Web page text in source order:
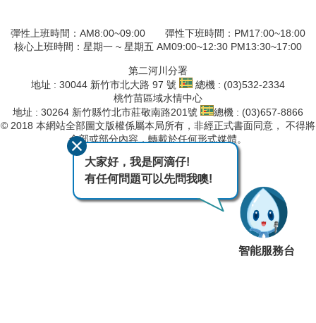
彈性上班時間：AM8:00~09:00 彈性下班時間：PM17:00~18:00
核心上班時間：星期一 ~ 星期五 AM09:00~12:30 PM13:30~17:00
第二河川分署
地址 : 30044 新竹市北大路 97 號
總機 : (03)532-2334
桃竹苗區域水情中心
地址 : 30264 新竹縣竹北市莊敬南路201號
總機 : (03)657-8866
© 2018 本網站全部圖文版權係屬本局所有，非經正式書面同意， 不得將
全部或部分內容，轉載於任何形式媒體。
最後異動日期115-08-05
瀏覽人次134
大家好，我是阿滴仔!
有任何問題可以先問我噢!
智能服務台